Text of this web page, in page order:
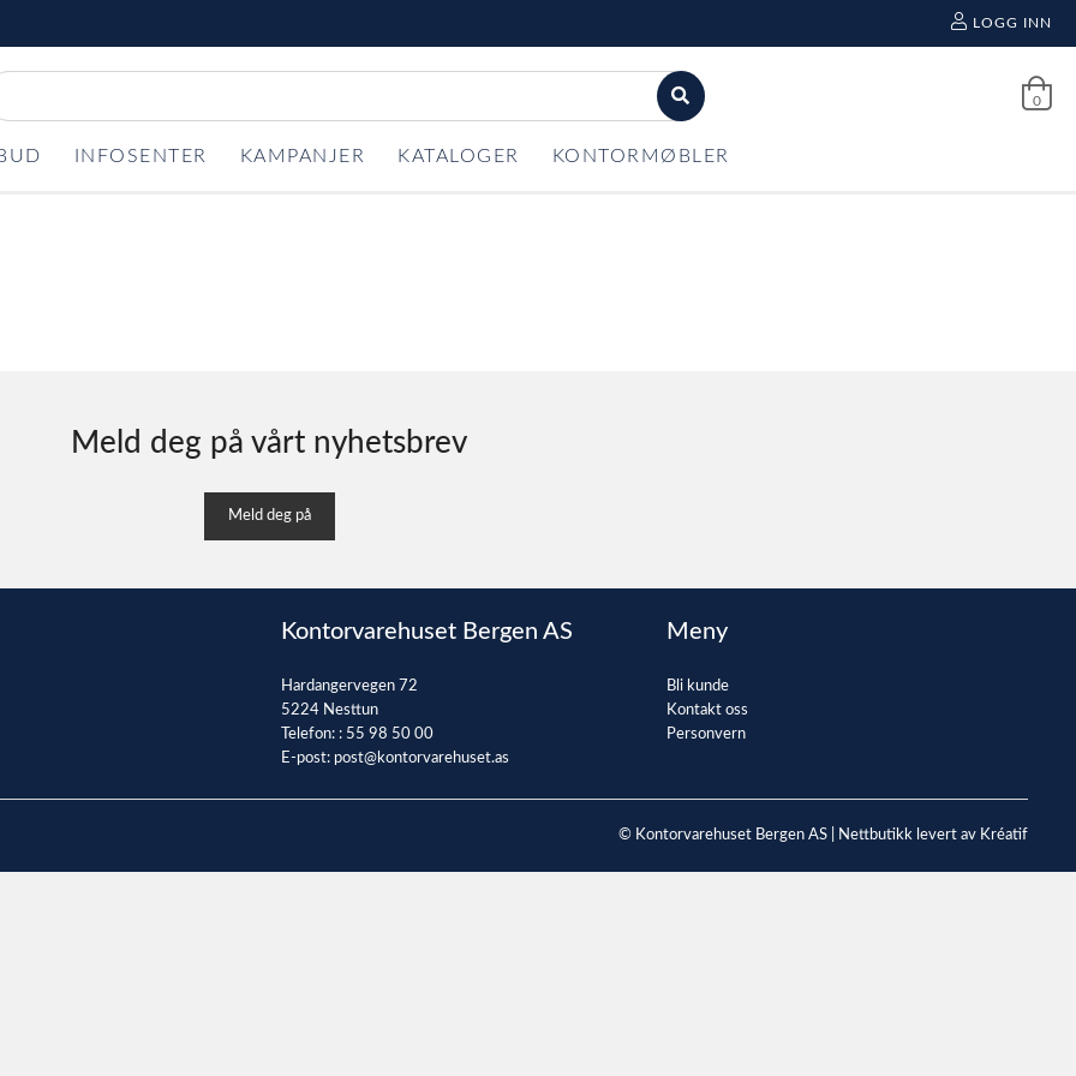
LOGG INN
0
INFOSENTER KAMPANJER KATALOGER KONTORMØBLER
Meld deg på vårt nyhetsbrev
Meld deg på
Kontorvarehuset Bergen AS
Hardangervegen 72
5224 Nesttun
Telefon: : 55 98 50 00
E-post: post@kontorvarehuset.as
Meny
Bli kunde
Kontakt oss
Personvern
© Kontorvarehuset Bergen AS | Nettbutikk levert av Kréatif